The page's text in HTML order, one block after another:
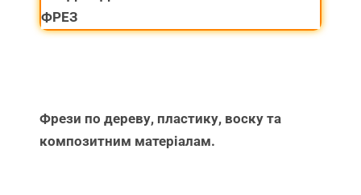
ФРЕЗ
Фрези по дереву, пластику, воску та
композитним матеріалам.